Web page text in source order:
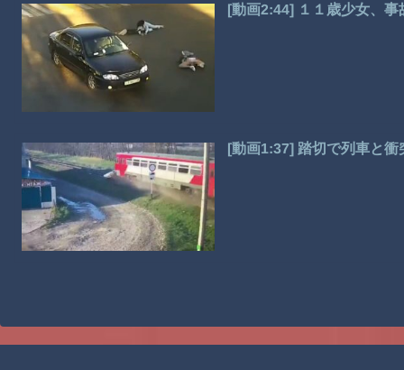
[動画2:44] １１歳少女、
[動画1:37] 踏切で列車と